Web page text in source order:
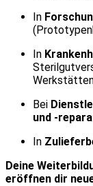
In
In
Bei
und -
In
Deine
eröffnen dir